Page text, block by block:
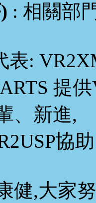
: 相關部
表:
提
、新進,
協助
健,大家